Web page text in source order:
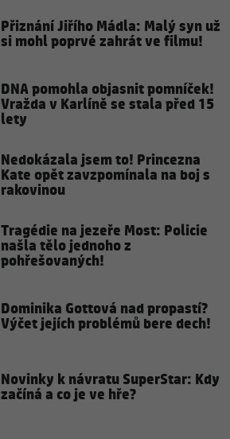
Přiznání Jiřího Mádla: Malý syn už
si mohl poprvé zahrát ve filmu!
DNA pomohla objasnit pomníček!
Vražda v Karlíně se stala před 15
lety
Nedokázala jsem to! Princezna
Kate opět zavzpomínala na boj s
rakovinou
Tragédie na jezeře Most: Policie
našla tělo jednoho z
pohřešovaných!
Dominika Gottová nad propastí?
Výčet jejích problémů bere dech!
Novinky k návratu SuperStar: Kdy
začíná a co je ve hře?